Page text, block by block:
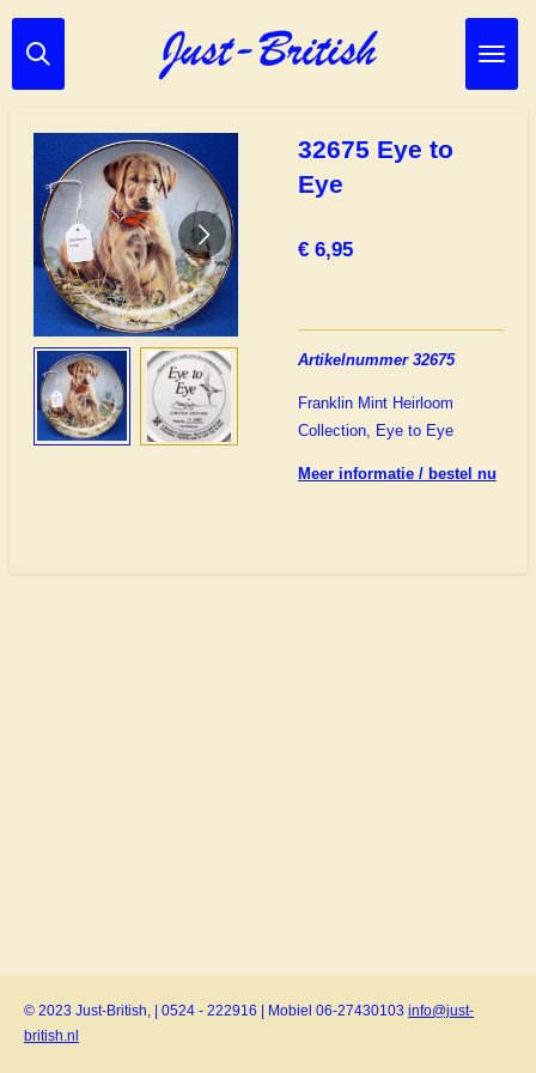
Ga
direct
hoofdinhoud
32675 Eye to
Eye
€ 6,95
Artikelnummer 32675
Franklin Mint Heirloom
Collection, Eye to Eye
Meer informatie / bestel nu
© 2023 Just-British, | 0524 - 222916 | Mobiel 06-27430103 info@just-
british.nl